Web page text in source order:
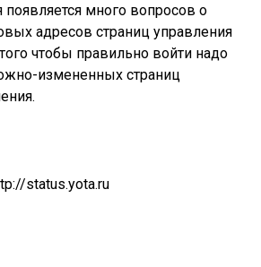
много вопросов о
адресов страниц управления
чтобы правильно войти надо
измененных страниц
status.yota.ru